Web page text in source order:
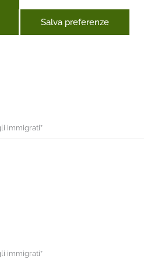
Salva preferenze
immigrati”
immigrati”